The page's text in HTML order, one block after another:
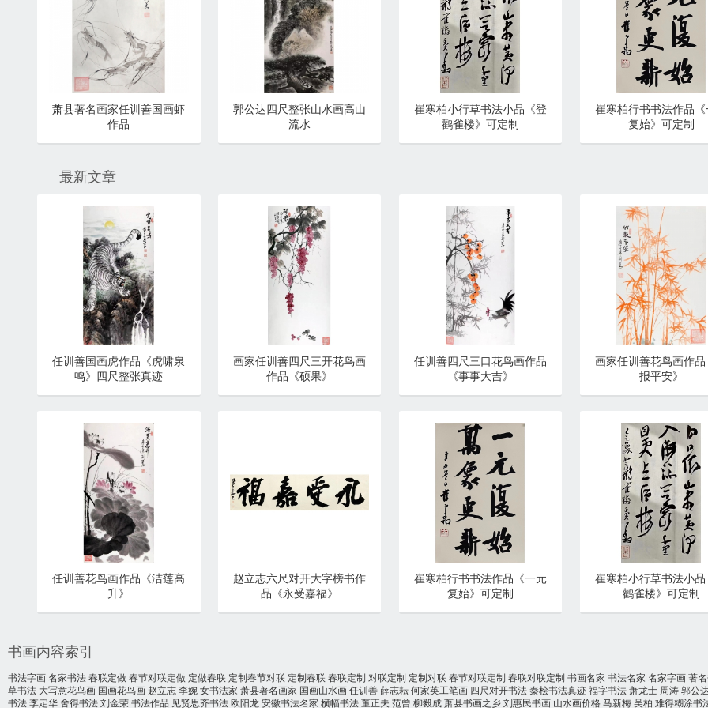
萧县著名画家任训善国画虾
作品
郭公达四尺整张山水画高山
流水
崔寒柏小行草书法小品《登
鹳雀楼》可定制
崔寒柏行书书法作品
复始》可定制
最新文章
任训善国画虎作品《虎啸泉
鸣》四尺整张真迹
画家任训善四尺三开花鸟画
作品《硕果》
任训善四尺三口花鸟画作品
《事事大吉》
画家任训善花鸟画作
报平安》
任训善花鸟画作品《洁莲高
升》
赵立志六尺对开大字榜书作
品《永受嘉福》
崔寒柏行书书法作品《一元
复始》可定制
崔寒柏小行草书法小
鹳雀楼》可定制
书画内容索引
书法字画名家书法春联定做春节对联定做 定做春联 定制春节对联 定制春联春联定制 对联定制 定制对联春节对联定制 春联对联定制 书画名家 书法名家 名家字画著
草书法 大写意花鸟画 国画花鸟画 赵立志李婉女书法家 萧县著名画家 国画山水画任训善薛志耘何家英工笔画 四尺对开书法秦桧书法真迹福字书法萧龙士 周涛郭公
书法李定华舍得书法刘金荣书法作品 见贤思齐书法欧阳龙安徽书法名家 横幅书法董正夫 范曾 柳毅成萧县书画之乡刘惠民书画 山水画价格马新梅吴柏 难得糊涂书